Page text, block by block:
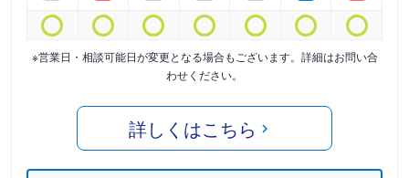
※営業日・相談可能日が変更となる場合もございます。詳細はお問い合
わせください。
詳しくはこちら